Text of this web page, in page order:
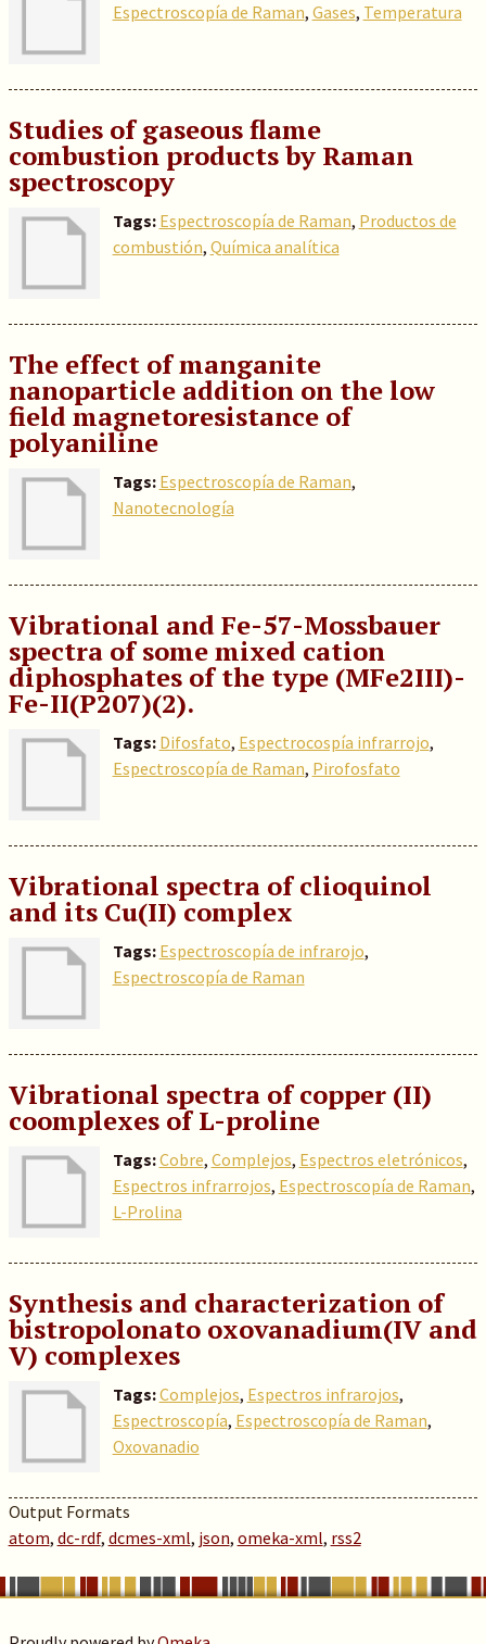
Espectroscopía de Raman, Gases, Temperatura
Studies of gaseous flame
combustion products by Raman
spectroscopy
Tags: Espectroscopía de Raman, Productos de
combustión, Química analítica
The effect of manganite
nanoparticle addition on the low
field magnetoresistance of
polyaniline
Tags: Espectroscopía de Raman,
Nanotecnología
Vibrational and Fe-57-Mossbauer
spectra of some mixed cation
diphosphates of the type (MFe2III)-
Fe-II(P207)(2).
Tags: Difosfato, Espectrocospía infrarrojo,
Espectroscopía de Raman, Pirofosfato
Vibrational spectra of clioquinol
and its Cu(II) complex
Tags: Espectroscopía de infrarojo,
Espectroscopía de Raman
Vibrational spectra of copper (II)
coomplexes of L-proline
Tags:Cobre, Complejos, Espectros eletrónicos,
Espectros infrarrojos, Espectroscopía de Raman,
L-Prolina
Synthesis and characterization of
bistropolonato oxovanadium(IV and
V) complexes
Tags:Complejos, Espectros infrarojos,
Espectroscopía, Espectroscopía de Raman,
Oxovanadio
Output Formats
atom, dc-rdf, dcmes-xml, json, omeka-xml, rss2